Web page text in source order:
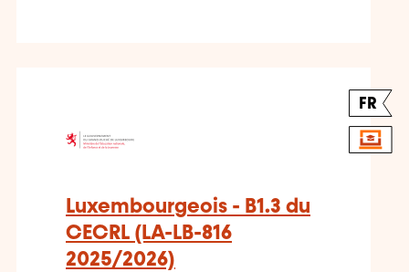
FR
Luxembourgeois - B1.3 du
CECRL (LA-LB-816
2025/2026)